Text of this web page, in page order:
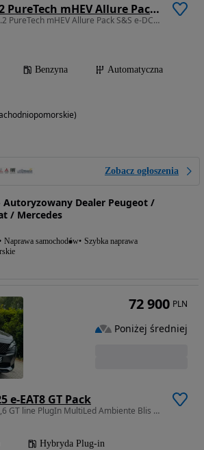
Peugeot 3008 1.2 PureTech mHEV Allure Pack S&S e-DCS6
1199 cm3 • 136 KM • 1.2 PureTech mHEV Allure Pack S&S e-DCS6 136KM
Benzyna
Automatyczna
Zobacz ogłoszenia
Autoryzowany Dealer Peugeot /
/ Mercedes
Naprawa samochodów Szybka naprawa
e-EAT8 GT Pack
1598 cm3 • 225 KM • 1,6 GT line PlugIn MultiLed Ambiente Blis Kamera Alu19 Serwis MAX
Hybryda Plug-in
72 900 PLN
Poniżej średniej